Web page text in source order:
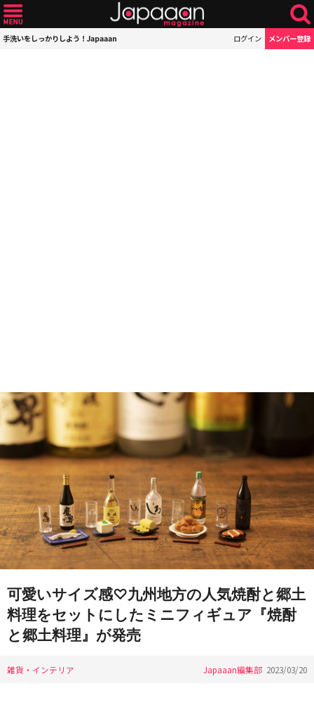
手洗いをしっかりしよう！Japaaan ログイン メンバー登録
可愛いサイズ感♡九州地方の人気焼酎と郷土
料理をセットにしたミニフィギュア『焼酎
と郷土料理』が発売
雑貨・インテリア Japaaan編集部 2023/03/20